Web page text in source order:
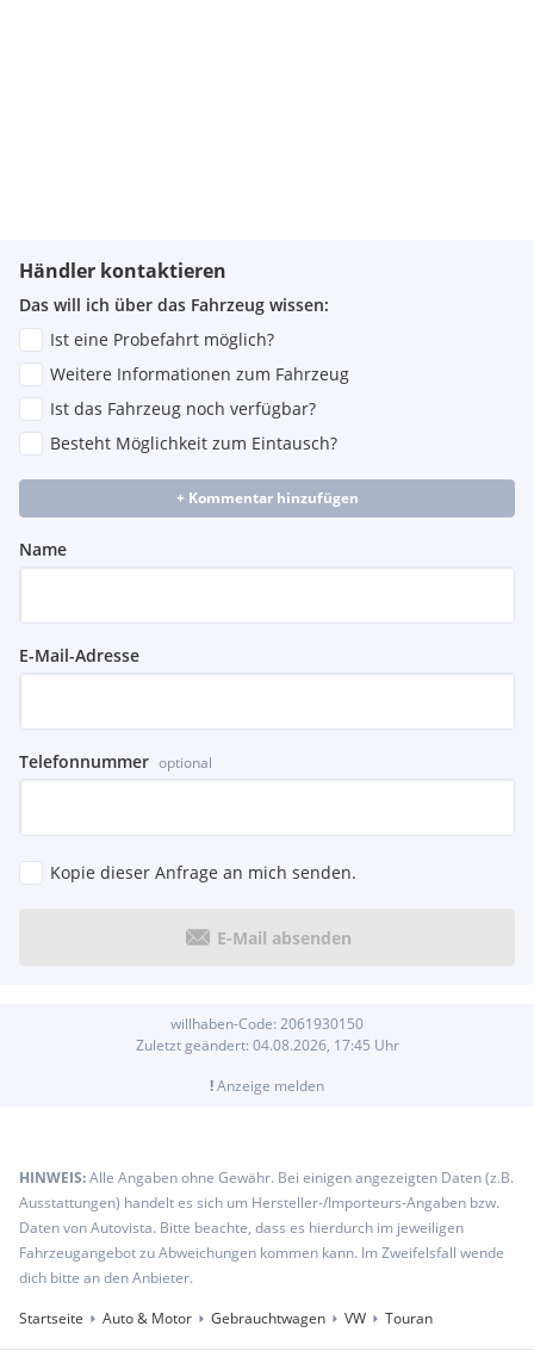
Händler kontaktieren
Das will ich über das Fahrzeug wissen:
Ist eine Probefahrt möglich?
Weitere Informationen zum Fahrzeug
Ist das Fahrzeug noch verfügbar?
Besteht Möglichkeit zum Eintausch?
+ Kommentar hinzufügen
Name
E-Mail-Adresse
Telefonnummer optional
Kopie dieser Anfrage an mich senden.
E-Mail absenden
willhaben-Code: 2061930150
Zuletzt geändert: 04.08.2026, 17:45 Uhr
!Anzeige melden
HINWEIS:Alle Angaben ohne Gewähr. Bei einigen angezeigten Daten (z.B.
Ausstattungen) handelt es sich um Hersteller-/Importeurs-Angaben bzw.
Daten von Autovista. Bitte beachte, dass es hierdurch im jeweiligen
Fahrzeugangebot zu Abweichungen kommen kann. Im Zweifelsfall wende
dich bitte an den Anbieter.
Startseite
Auto & Motor Gebrauchtwagen VW Touran